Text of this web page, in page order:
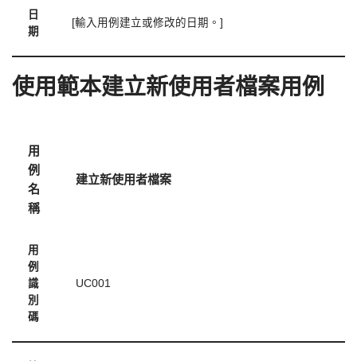
日
期
[輸入用例建立或修改的日期。]
使用範本建立新使用者檔案用例
用
例
名
稱
建立新使用者檔案
用
例
識
別
碼
UC001